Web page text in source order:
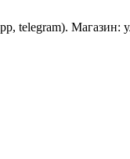
telegram). Магазин: